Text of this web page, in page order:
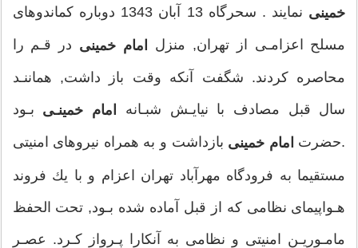
خمينى نمايند . سحرگاه 13 آبان 1343 دوباره كماندوهاى
مسلح اعزامـى از تهران, منزل امام خمينى در قـم را
محاصره كردند. شگفت آنكه وقت باز داشت, هماننـد
سال قبل مصادف با نيايـش شبـانه
امام خمينـى بـود
.حضرت امام خمينى بازداشت و به همراه نيروهاى امنيتى
مستقيما به فرودگاه مهرآباد تهران اعزام و با يك فروند
هـواپيماى نظامى كه از قبل آماده شده بـود, تحت الحفظ
مامـوريـن امنيتى و نظامى به آنكارا پـرواز كـرد. عصـر
با صدور بيانيه‌اي در 11 جمادي‌الثاني 1363ق/1323ش زمان
مناسب قيام را يادآوري مي‌كند: «امروز، روزي است كه نسيم
روحاني وزيدن گرفته و براي قيام اصلاحي بهترين روز است،
اگر مجال را از دست بدهيد و قيام براي خدا نكنيد و مراسم
شهوتران بر شما چيره و تمام آيين و شرف شما را دستخوش